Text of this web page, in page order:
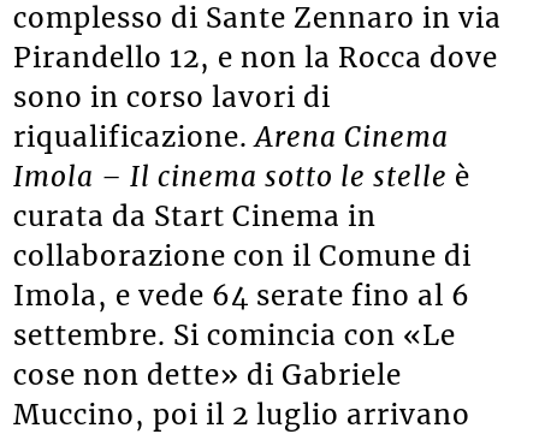
complesso di Sante Zennaro in via
Pirandello 12, e non la Rocca dove
sono in corso lavori di
riqualificazione.Arena Cinema
Imola – Il cinema sotto le stelle è
curata da Start Cinema in
collaborazione con il Comune di
Imola, e vede 64 serate fino al 6
settembre. Si comincia con «Le
cose non dette» di Gabriele
Muccino, poi il 2 luglio arrivano